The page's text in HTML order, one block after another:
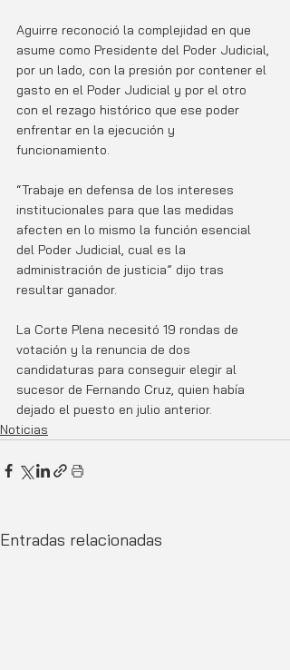
Aguirre reconoció la complejidad en que
asume como Presidente del Poder Judicial,
por un lado, con la presión por contener el
gasto en el Poder Judicial y por el otro
con el rezago histórico que ese poder
enfrentar en la ejecución y
funcionamiento.
“Trabaje en defensa de los intereses
institucionales para que las medidas
afecten en lo mismo la función esencial
del Poder Judicial, cual es la
administración de justicia” dijo tras
resultar ganador.
La Corte Plena necesitó 19 rondas de
votación y la renuncia de dos
candidaturas para conseguir elegir al
sucesor de Fernando Cruz, quien había
dejado el puesto en julio anterior.
Noticias
Entradas relacionadas